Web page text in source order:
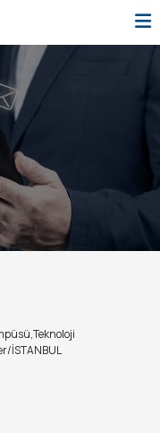
İSTANBUL